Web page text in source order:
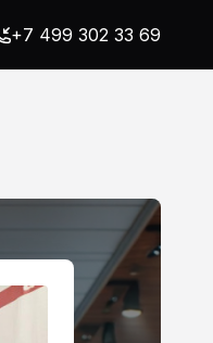
+7 499 302 33 69